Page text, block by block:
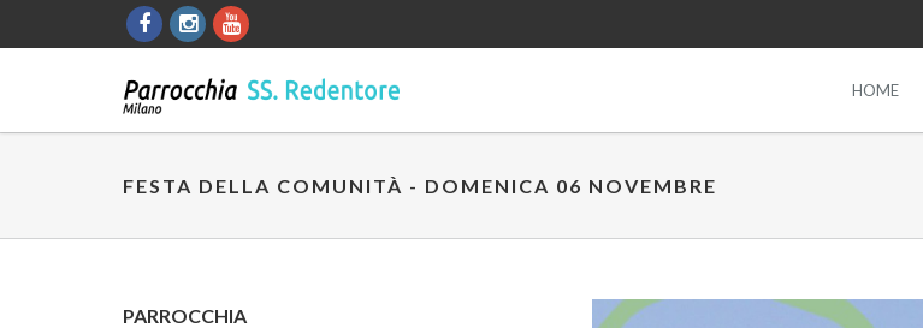
HOME
FESTA DELLA COMUNITÀ - DOMENICA 06 NOVEMBRE
PARROCCHIA